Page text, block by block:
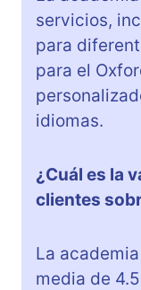
servicios,
para
para el
idiomas.
¿Cuál es la
clientes
La
media de